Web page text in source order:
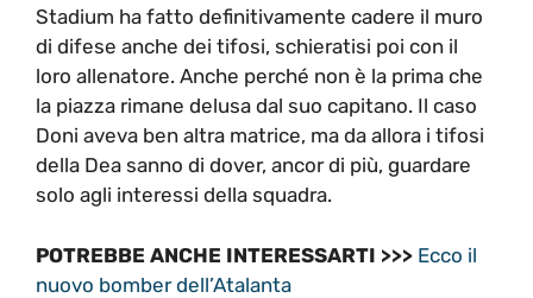
Stadium ha fatto definitivamente cadere il muro
di difese anche dei tifosi, schieratisi poi con il
loro allenatore. Anche perché non è la prima che
la piazza rimane delusa dal suo capitano. Il caso
Doni aveva ben altra matrice, ma da allora i tifosi
della Dea sanno di dover, ancor di più, guardare
solo agli interessi della squadra.
POTREBBE ANCHE INTERESSARTI >>> Ecco il
nuovo bomber dell’Atalanta